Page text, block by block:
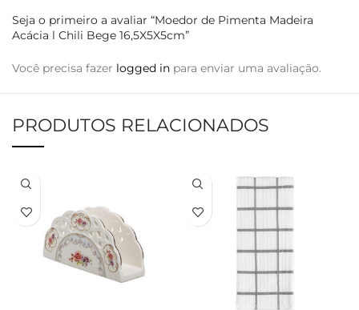
Seja o primeiro a avaliar “Moedor de Pimenta Madeira
Acácia l Chili Bege 16,5X5X5cm”
Você precisa fazer logged in para enviar uma avaliação.
PRODUTOS RELACIONADOS